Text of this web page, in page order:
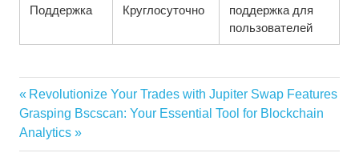
Поддержка Круглосуточно
поддержка для
пользователей
Beitragsnavigation
Vorheriger
Beitrag:
Revolutionize Your Trades with Jupiter Swap Features
Nächster
Beitrag:
Grasping Bscscan: Your Essential Tool for Blockchain
Analytics